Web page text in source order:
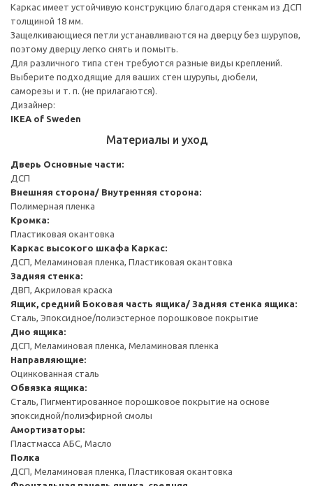
Каркас имеет устойчивую конструкцию благодаря стенкам из ДСП
толщиной 18 мм.
Защелкивающиеся петли устанавливаются на дверцу без шурупов,
поэтому дверцу легко снять и помыть.
Для различного типа стен требуются разные виды креплений.
Выберите подходящие для ваших стен шурупы, дюбели,
саморезы и т. п. (не прилагаются).
Дизайнер:
IKEA of Sweden
Материалы и уход
Дверь Основные части:
ДСП
Внешняя сторона/ Внутренняя сторона:
Полимерная пленка
Кромка:
Пластиковая окантовка
Каркас высокого шкафа Каркас:
ДСП, Меламиновая пленка, Пластиковая окантовка
Задняя стенка:
ДВП, Акриловая краска
Ящик, средний Боковая часть ящика/ Задняя стенка ящика:
Сталь, Эпоксидное/полиэстерное порошковое покрытие
Дно ящика:
ДСП, Меламиновая пленка, Меламиновая пленка
Направляющие:
Оцинкованная сталь
Обвязка ящика:
Сталь, Пигментированное порошковое покрытие на основе
эпоксидной/полиэфирной смолы
Амортизаторы:
Пластмасса АБС, Масло
Полка
ДСП, Меламиновая пленка, Пластиковая окантовка